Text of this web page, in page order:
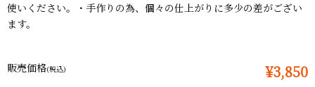
使いください。・手作りの為、個々の仕上がりに多少の差がござい
ます。
販売価格(税込) ¥3,850